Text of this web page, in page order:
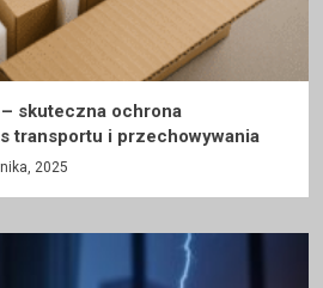
skuteczna ochrona
transportu i przechowywania
2025